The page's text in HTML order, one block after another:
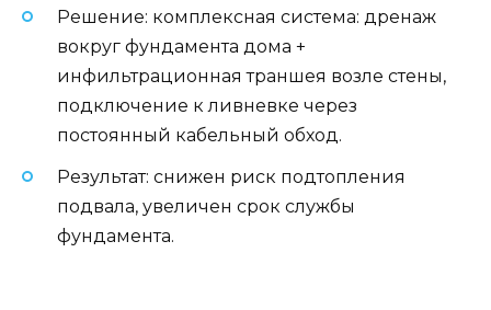
Решение: комплексная система: дренаж
вокруг фундамента дома +
инфильтрационная траншея возле стены,
подключение к ливневке через
постоянный кабельный обход.
Результат: снижен риск подтопления
подвала, увеличен срок службы
фундамента.